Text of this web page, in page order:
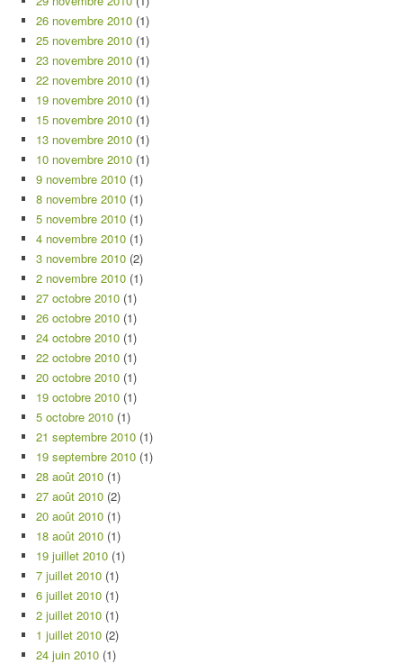
26 novembre 2010 (1)
25 novembre 2010 (1)
23 novembre 2010 (1)
22 novembre 2010 (1)
19 novembre 2010 (1)
15 novembre 2010 (1)
13 novembre 2010 (1)
10 novembre 2010 (1)
9 novembre 2010 (1)
8 novembre 2010 (1)
5 novembre 2010 (1)
4 novembre 2010 (1)
3 novembre 2010 (2)
2 novembre 2010 (1)
27 octobre 2010 (1)
26 octobre 2010 (1)
24 octobre 2010 (1)
22 octobre 2010 (1)
20 octobre 2010 (1)
19 octobre 2010 (1)
5 octobre 2010 (1)
21 septembre 2010 (1)
19 septembre 2010 (1)
28 août 2010 (1)
27 août 2010 (2)
20 août 2010 (1)
18 août 2010 (1)
19 juillet 2010 (1)
7 juillet 2010 (1)
6 juillet 2010 (1)
2 juillet 2010 (1)
1 juillet 2010 (2)
24 juin 2010 (1)